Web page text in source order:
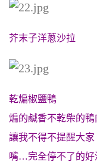
芥末子洋蔥沙拉
乾煸椒鹽鴨
煸的鹹香不乾柴的
讓我不得不提醒大
嘴…完全停不了的好